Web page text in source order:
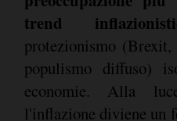
trend
protezionismo
populismo diffuso)
economie. Alla
l'inflazione diviene un